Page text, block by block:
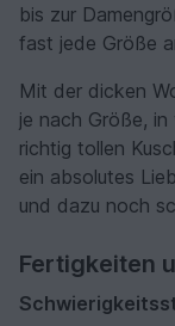
bis zur
fast jede Größe
Mit der dicken
je nach Größe,
richtig tollen
ein absolutes
und dazu noch
Fertigkeiten